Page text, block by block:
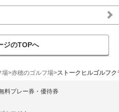
ジのTOPへ
場 赤穂のゴルフ場 ストークヒルゴルフク
料プレー券・優待券